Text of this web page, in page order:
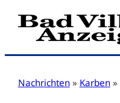
Zum
Inhalt
Nachrichten » Karben »